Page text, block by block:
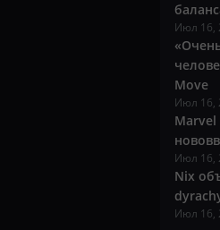
Июл 16,
Move
Июл 16,
Marvel
Июл 16,
Nix
Июл 16,